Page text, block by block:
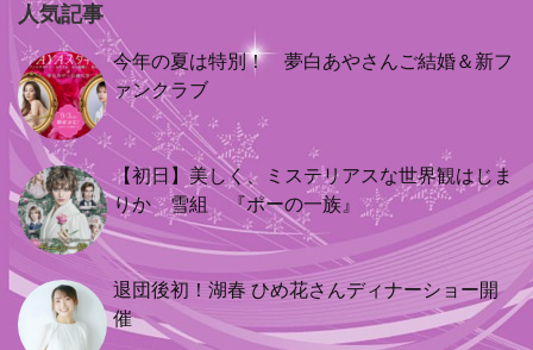
人気記事
今年の夏は特別！ 夢白あやさんご結婚＆新フ
ァンクラブ
【初日】美しく、ミステリアスな世界観はじま
りか 雪組 『ポーの一族』
退団後初！湖春 ひめ花さんディナーショー開
催